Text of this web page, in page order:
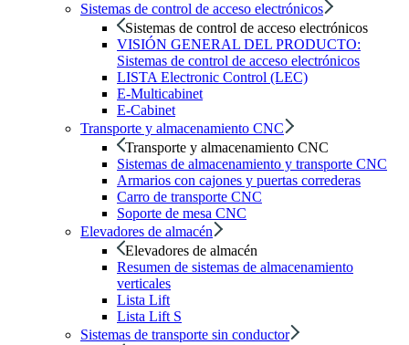
Sistemas de control de acceso electrónicos
Sistemas de control de acceso electrónicos
VISIÓN GENERAL DEL PRODUCTO:
Sistemas de control de acceso electrónicos
LISTA Electronic Control (LEC)
E-Multicabinet
E-Cabinet
Transporte y almacenamiento CNC
Transporte y almacenamiento CNC
Sistemas de almacenamiento y transporte CNC
Armarios con cajones y puertas correderas
Carro de transporte CNC
Soporte de mesa CNC
Elevadores de almacén
Elevadores de almacén
Resumen de sistemas de almacenamiento
verticales
Lista Lift
Lista Lift S
Sistemas de transporte sin conductor